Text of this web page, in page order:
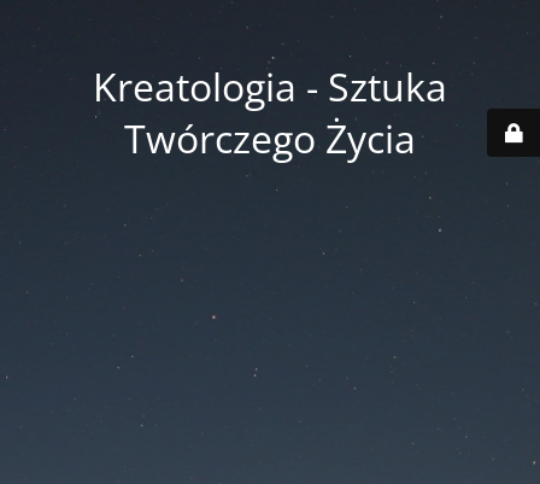
Kreatologia - Sztuka
Twórczego Życia